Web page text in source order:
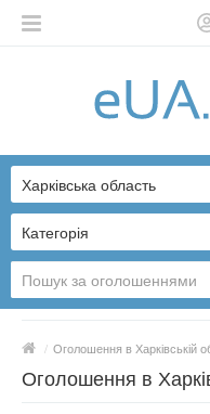
Українська
Категорія
Харківська область
/ Оголошення в Харківській
Оголошення в